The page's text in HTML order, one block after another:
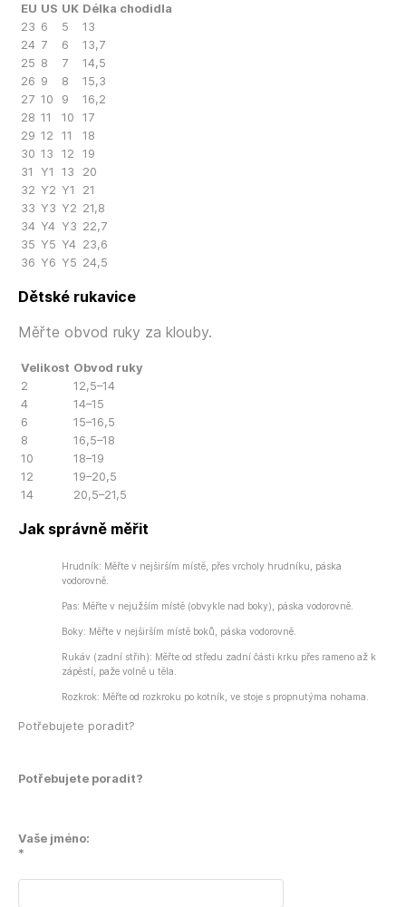
EU US UK Délka chodidla
23 6 5
13
24 7 6
13,7
25 8 7
14,5
26 9 8
15,3
27 10 9
16,2
28 11 10
17
29 12 11
18
30 13 12
19
31
Y1 13
20
32 Y2 Y1
21
33 Y3 Y2 21,8
34 Y4 Y3 22,7
35 Y5 Y4 23,6
36 Y6 Y5 24,5
Dětské rukavice
Měřte obvod ruky za klouby.
Velikost Obvod ruky
2
12,5–14
4
14–15
6
15–16,5
8
16,5–18
10
18–19
12
19–20,5
14
20,5–21,5
Jak správně měřit
Hrudník: Měřte v nejširším místě, přes vrcholy hrudníku, páska
vodorovně.
Pas: Měřte v nejužším místě (obvykle nad boky), páska vodorovně.
Boky: Měřte v nejširším místě boků, páska vodorovně.
Rukáv (zadní střih): Měřte od středu zadní části krku přes rameno až k
zápěstí, paže volně u těla.
Rozkrok: Měřte od rozkroku po kotník, ve stoje s propnutýma nohama.
Potřebujete poradit?
Potřebujete poradit?
Vaše jméno:
*